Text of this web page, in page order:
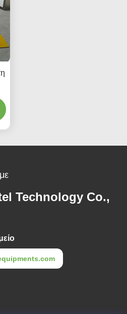
Technology Co.,